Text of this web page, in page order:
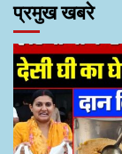
प्रमुख खबरे